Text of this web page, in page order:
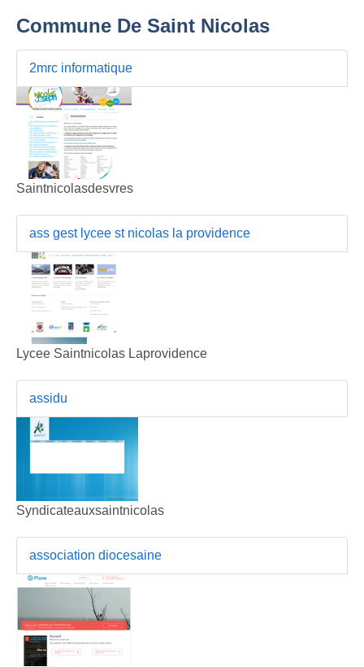
Commune De Saint Nicolas
2mrc informatique
Saintnicolasdesvres
ass gest lycee st nicolas la providence
Lycee Saintnicolas Laprovidence
assidu
Syndicateauxsaintnicolas
association diocesaine